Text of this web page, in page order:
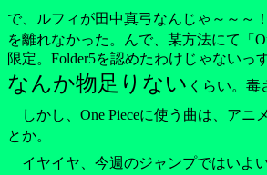
で、ルフィが田中真弓なんじゃ～～
を離れなかった。んで、某方法にて「
限定。Folder5を認めたわけじゃない
なんか物足りない くらい。毒
しかし、One Pieceに使う曲は、アニ
とか。
イヤイヤ、今週のジャンプではいよ